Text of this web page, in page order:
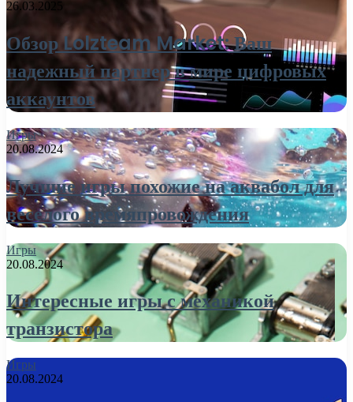
26.03.2025
Обзор Lolzteam Market: Ваш
надежный партнер в мире цифровых
аккаунтов
Игры
20.08.2024
Лучшие игры похожие на аквабол для
веселого времяпровождения
Игры
20.08.2024
Интересные игры с механикой
транзистора
Игры
20.08.2024